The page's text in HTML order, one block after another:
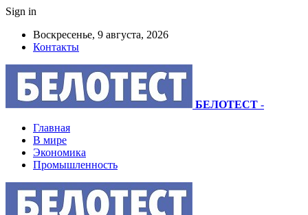
Sign in
Воскресенье, 9 августа, 2026
Контакты
БЕЛОТЕСТ -
Главная
В мире
Экономика
Промышленность